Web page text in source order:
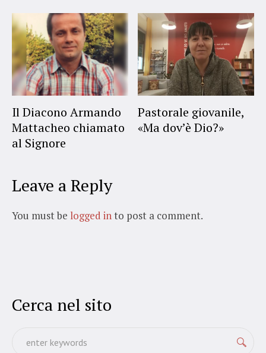
Il Diacono Armando
Mattacheo chiamato
al Signore
Pastorale giovanile,
«Ma dov’è Dio?»
Leave a Reply
You must be logged into post a comment.
Cerca nel sito